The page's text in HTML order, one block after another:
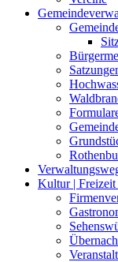
Kultur | Freizeit